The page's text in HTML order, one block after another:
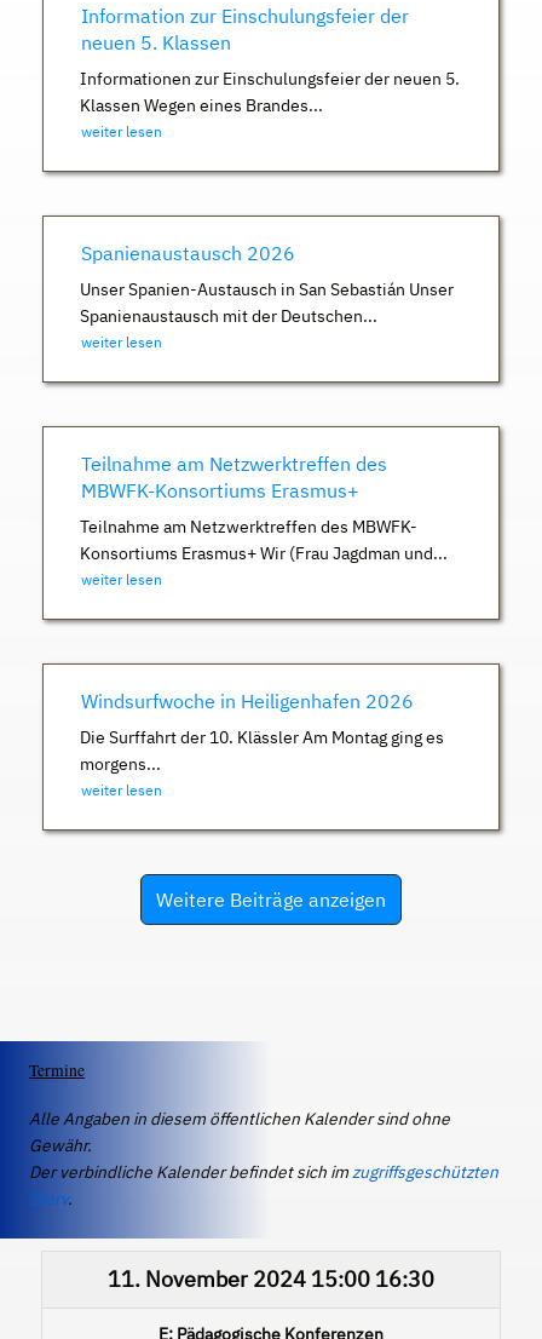
Information zur Einschulungsfeier der
neuen 5. Klassen
Informationen zur Einschulungsfeier der neuen 5.
Klassen Wegen eines Brandes...
weiter lesen
Spanienaustausch 2026
Unser Spanien-Austausch in San Sebastián Unser
Spanienaustausch mit der Deutschen...
weiter lesen
Teilnahme am Netzwerktreffen des
MBWFK-Konsortiums Erasmus+
Teilnahme am Netzwerktreffen des MBWFK-
Konsortiums Erasmus+ Wir (Frau Jagdman und...
weiter lesen
Windsurfwoche in Heiligenhafen 2026
Die Surffahrt der 10. Klässler Am Montag ging es
morgens...
weiter lesen
Weitere Beiträge anzeigen
Termine
Alle Angaben in diesem öffentlichen Kalender sind ohne
Gewähr.
Der verbindliche Kalender befindet sich imzugriffsgeschützten
IServ.
11. November 2024 15:00 16:30
E: Pädagogische Konferenzen